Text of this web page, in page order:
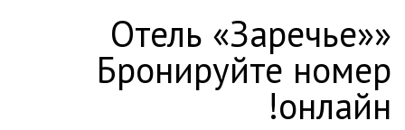
«Отель «Заречье»
Бронируйте номер
онлайн!